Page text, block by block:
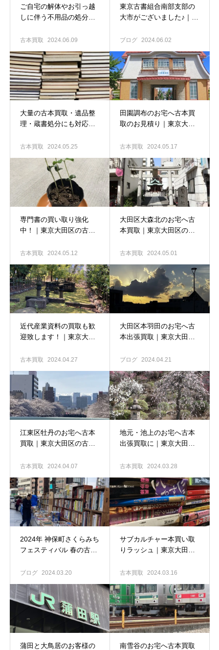
ご自宅の解体やお引っ越
しに伴う不用品の処分に
門店 古書窟揚羽堂
古本買取 2024.06.09
東京古書組合南部支部の
大市がございました♪｜東
専門店 古書窟揚羽堂
ブログ 2024.06.02
大量の古本買取・遺品整
理・蔵書処分にも対応致
古本出張買取専門店 古書
古本買取 2024.05.25
田園調布のお宅へ古本買
取のお見積り｜東京大田
古書窟揚羽堂
古本買取 2024.05.17
専門書の買い取り強化
中！｜東京大田区の古本
羽堂
古本買取 2024.05.12
大田区大森北のお宅へ古
本買取｜東京大田区の古
揚羽堂
古本買取 2024.05.01
近代産業資料の買取も歓
迎致します！｜東京大田
古書窟揚羽堂
古本買取 2024.04.27
大田区本羽田のお宅へ古
本出張買取｜東京大田区
揚羽堂
ブログ 2024.04.21
江東区牡丹のお宅へ古本
買取｜東京大田区の古本
羽堂
古本買取 2024.04.07
地元・池上のお宅へ古本
出張買取に｜東京大田区
揚羽堂
古本買取 2024.03.28
2024年 神保町さくらみち
フェスティバル 春の古本
本買取専門店 古書窟揚羽
ブログ 2024.03.20
サブカルチャー本買い取
りラッシュ｜東京大田区
書窟揚羽堂
古本買取 2024.03.16
蒲田と大鳥居のお客様の
南雪谷のお宅へ古本買取